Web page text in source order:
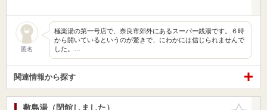
匿名
極楽湯の第一号店で、奈良市郊外にあるスーパー銭湯です。６時
から開いているというのが驚きで、にわかには信じられませんで
した。…
関連情報から探す
お気に入
敷島湯（閉館しました）